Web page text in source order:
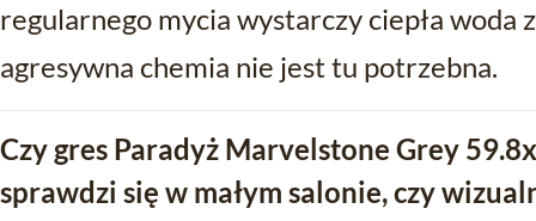
regularnego mycia wystarczy ciepła woda
agresywna chemia nie jest tu potrzebna.
Czy gres Paradyż Marvelstone Grey
sprawdzi się w małym salonie, czy